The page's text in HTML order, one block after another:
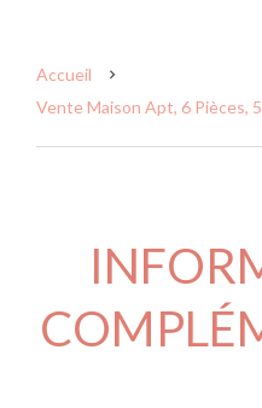
Accueil
Vente Maison Apt, 6 Pièces,